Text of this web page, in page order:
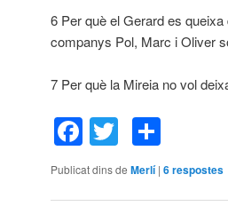
6 Per què el Gerard es
companys Pol, Marc i Oliver
7 Per què la Mireia no vol
Facebook
Twitter
Publicat dins de Merlí | 6respostes